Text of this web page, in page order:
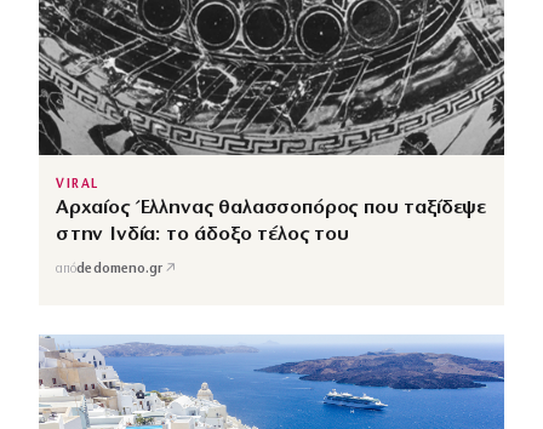
VIRAL
Αρχαίος Έλληνας θαλασσοπόρος που ταξίδεψε
στην Ινδία: το άδοξο τέλος του
απόdedomeno.gr ↗